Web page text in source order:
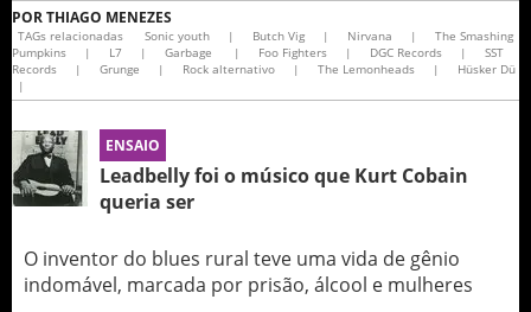
PORTHIAGO MENEZES
TAGs relacionadas Sonic youth | Butch Vig | Nirvana |
The Smashing
Pumpkins
| L7 | Garbage | Foo Fighters | DGC Records |
SST
Records
| Grunge | Rock alternativo | The Lemonheads |
Hüsker Dü
|
ENSAIO
Leadbelly foi o músico que Kurt Cobain
queria ser
O inventor do blues rural teve uma vida de gênio
indomável, marcada por prisão, álcool e mulheres